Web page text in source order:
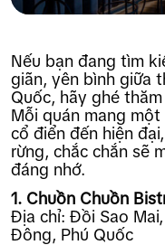
Nếu bạn đang tìm
giãn, yên bình giữa
Quốc, hãy ghé
Mỗi quán mang
cổ điển đến hiện
rừng, chắc chắn sẽ
đáng nhớ.
1. Chuồn Chuồn
Địa chỉ: Đồi Sao
Đông, Phú Quốc